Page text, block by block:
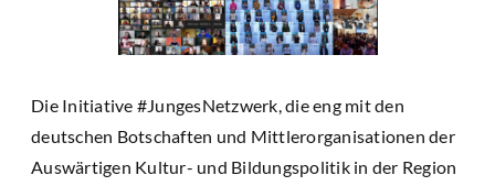
Die Initiative #JungesNetzwerk, die eng mit den
deutschen Botschaften und Mittlerorganisationen der
Auswärtigen Kultur- und Bildungspolitik in der Region